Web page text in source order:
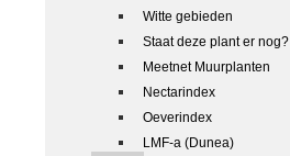
Witte gebieden
Staat deze plant er nog?
Meetnet Muurplanten
Nectarindex
Oeverindex
LMF-a (Dunea)